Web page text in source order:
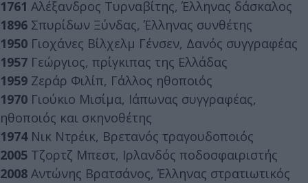
1761 Αλέξανδρος Τυρναβίτης, Έλληνας δάσκαλος
1896 Σπυρίδων Ξύνδας, Έλληνας συνθέτης
1950 Γιοχάνες Βίλχελμ Γένσεν, Δανός συγγραφέας
1957 Γεώργιος, πρίγκιπας της Ελλάδας
1959 Ζεράρ Φιλίπ, Γάλλος ηθοποιός
1970 Γιούκιο Μισίμα, Ιάπωνας συγγραφέας,
ηθοποιός και σκηνοθέτης
1974 Νικ Ντρέικ, Βρετανός τραγουδοποιός
2005 Τζορτζ Μπεστ, Ιρλανδός ποδοσφαιριστής
2008 Αντώνης Βρατσάνος, Έλληνας στρατιωτικός